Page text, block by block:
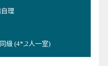
理
級 (4*,2人一室)